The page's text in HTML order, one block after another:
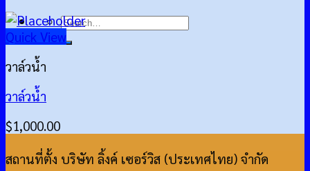
Search
for:
Quick View
วาล์วน้ำ
วาล์วน้ำ
$1,000.00
สถานที่ตั้ง บริษัท ลิ้งค์ เซอร์วิส (ประเทศไทย) จำกัด